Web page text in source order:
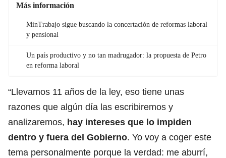
Más información
MinTrabajo sigue buscando la concertación de reformas laboral
y pensional
Un país productivo y no tan madrugador: la propuesta de Petro
en reforma laboral
“Llevamos 11 años de la ley, eso tiene unas
razones que algún día las escribiremos y
analizaremos, hay intereses que lo impiden
dentro y fuera del Gobierno. Yo voy a coger este
tema personalmente porque la verdad: me aburrí,